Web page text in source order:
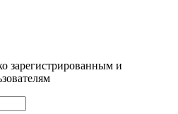
зарегистрированным и